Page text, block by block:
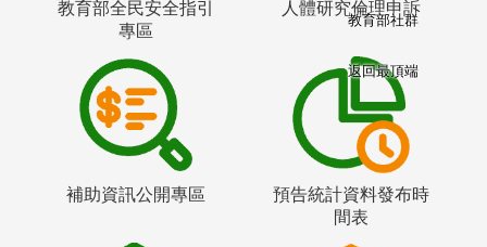
教育部全民安全指引
專區
人體研究倫理申訴
補助資訊公開專區
預告統計資料發布時
間表
教育部社群
返回最頂端